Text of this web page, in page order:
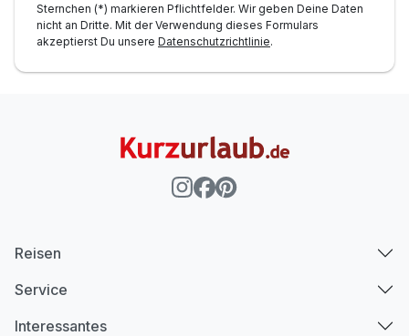
Sternchen (*) markieren Pflichtfelder. Wir geben Deine Daten
nicht an Dritte. Mit der Verwendung dieses Formulars
akzeptierst Du unsere Datenschutzrichtlinie.
Reisen
Service
Interessantes